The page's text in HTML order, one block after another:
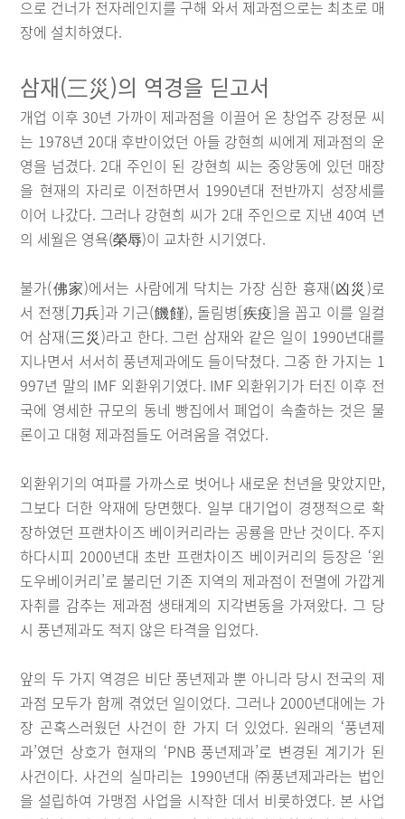
으로 건너가 전자레인지를 구해 와서 제과점으로는 최초로 매
장에 설치하였다.
삼재(三災)의 역경을 딛고서
개업 이후 30년 가까이 제과점을 이끌어 온 창업주 강정문 씨
는 1978년 20대 후반이었던 아들 강현희 씨에게 제과점의 운
영을 넘겼다. 2대 주인이 된 강현희 씨는 중앙동에 있던 매장
을 현재의 자리로 이전하면서 1990년대 전반까지 성장세를
이어 나갔다. 그러나 강현희 씨가 2대 주인으로 지낸 40여 년
의 세월은 영욕(榮辱)이 교차한 시기였다.
불가(佛家)에서는 사람에게 닥치는 가장 심한 흉재(凶災)로
서 전쟁[刀兵]과 기근(饑饉), 돌림병[疾疫]을 꼽고 이를 일컬
어 삼재(三災)라고 한다. 그런 삼재와 같은 일이 1990년대를
지나면서 서서히 풍년제과에도 들이닥쳤다. 그중 한 가지는 1
997년 말의 IMF 외환위기였다. IMF 외환위기가 터진 이후 전
국에 영세한 규모의 동네 빵집에서 폐업이 속출하는 것은 물
론이고 대형 제과점들도 어려움을 겪었다.
외환위기의 여파를 가까스로 벗어나 새로운 천년을 맞았지만,
그보다 더한 악재에 당면했다. 일부 대기업이 경쟁적으로 확
장하였던 프랜차이즈 베이커리라는 공룡을 만난 것이다. 주지
하다시피 2000년대 초반 프랜차이즈 베이커리의 등장은 ‘윈
도우베이커리’로 불리던 기존 지역의 제과점이 전멸에 가깝게
자취를 감추는 제과점 생태계의 지각변동을 가져왔다. 그 당
시 풍년제과도 적지 않은 타격을 입었다.
앞의 두 가지 역경은 비단 풍년제과 뿐 아니라 당시 전국의 제
과점 모두가 함께 겪었던 일이었다. 그러나 2000년대에는 가
장 곤혹스러웠던 사건이 한 가지 더 있었다. 원래의 ‘풍년제
과’였던 상호가 현재의 ‘PNB 풍년제과’로 변경된 계기가 된
사건이다. 사건의 실마리는 1990년대 ㈜풍년제과라는 법인
을 설립하여 가맹점 사업을 시작한 데서 비롯하였다. 본 사업